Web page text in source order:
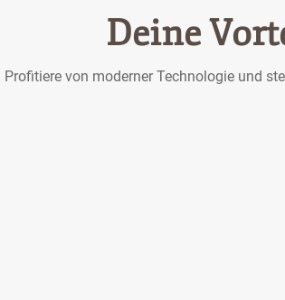
Deine
Profitiere von moderner Technologie und